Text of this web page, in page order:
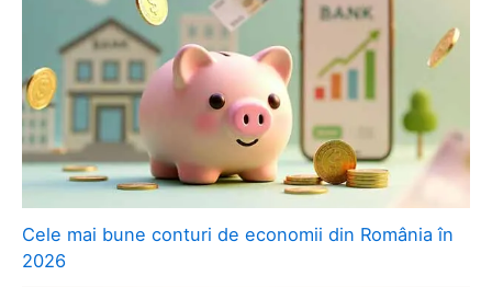
Cele mai bune conturi de economii din România în
2026